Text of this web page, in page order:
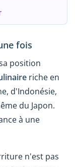
fois
position
riche en
d'Indonésie,
du Japon.
à une
n'est pas